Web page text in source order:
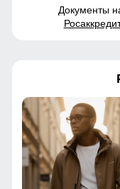
Документы